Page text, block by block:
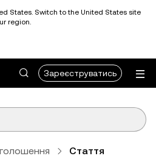
States. Switch to the United States site
region.
Зареєструватись
Стаття